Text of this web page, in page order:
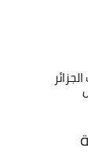
الجزائر